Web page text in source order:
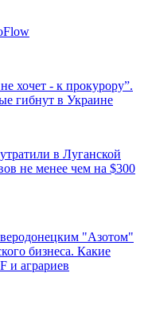
хочет - к прокурору”.
гибнут в Украине
в Луганской
не менее чем на $300
"Азотом"
бизнеса. Какие
и аграриев